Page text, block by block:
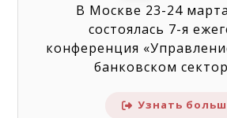
В Москве 23-24
состоялась 7-я
конференция
банковском
Узнать